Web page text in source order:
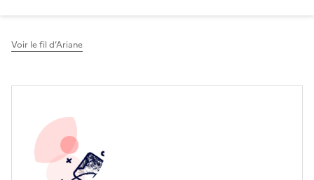
Voir le fil d’Ariane